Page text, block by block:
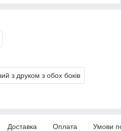
з друком з обох боків
Доставка Оплата Умови